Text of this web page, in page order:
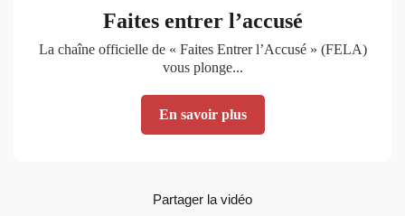
Faites entrer l’accusé
La chaîne officielle de « Faites Entrer l’Accusé » (FELA)
vous plonge...
En savoir plus
Partager la vidéo